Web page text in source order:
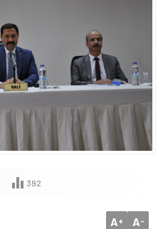
392
A+ A-